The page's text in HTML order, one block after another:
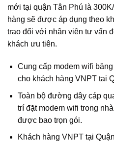
mới tại quận Tân Phú là
hàng sẽ được áp dụng theo
trao đổi với nhân viên tư vấn
khách ưu tiên.
Cung cấp modem wifi
cho khách hàng VNPT tại
Toàn bộ đường dây cáp
trí đặt modem wifi trong
được bao trọn gói.
Khách hàng VNPT tại